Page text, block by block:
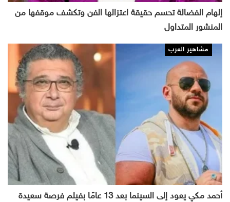
إلهام الفضالة تحسم حقيقة اعتزالها الفن وتكشف موقفها من
المنشور المتداول
مشاهير العرب
أحمد مكي يعود إلى السينما بعد 13 عامًا بفيلم فرصة سعيدة